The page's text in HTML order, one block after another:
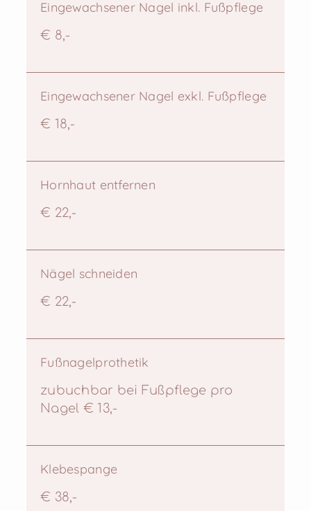
Eingewachsener Nagel inkl. Fußpflege
€ 8,-
Eingewachsener Nagel exkl. Fußpflege
€ 18,-
Hornhaut entfernen
€ 22,-
Nägel schneiden
€ 22,-
Fußnagelprothetik
zubuchbar bei Fußpflege pro
Nagel € 13,-
Klebespange
€ 38,-